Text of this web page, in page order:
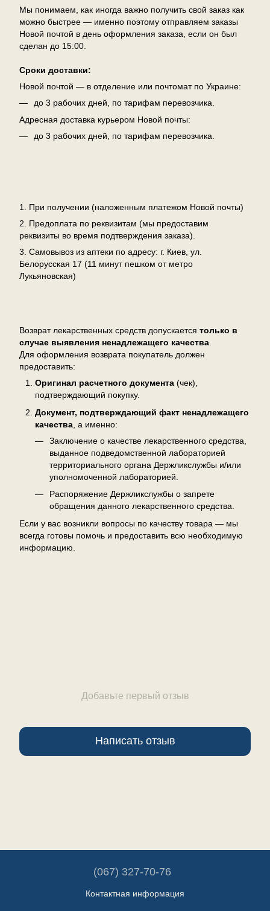
Мы понимаем, как иногда важно получить свой заказ как
можно быстрее — именно поэтому отправляем заказы
Новой почтой в день оформления заказа, если он был
сделан до 15:00.
Сроки доставки:
Новой почтой — в отделение или почтомат по Украине:
до 3 рабочих дней, по тарифам перевозчика.
Адресная доставка курьером Новой почты:
до 3 рабочих дней, по тарифам перевозчика.
1. При получении (наложенным платежом Новой почты)
2. Предоплата по реквизитам (мы предоставим
реквизиты во время подтверждения заказа).
3. Самовывоз из аптеки по адресу: г. Киев, ул.
Белорусская 17 (11 минут пешком от метро
Лукьяновская)
Возврат лекарственных средств допускается только в
случае выявления ненадлежащего качества.
Для оформления возврата покупатель должен
предоставить:
Оригинал расчетного документа (чек),
подтверждающий покупку.
Документ, подтверждающий факт ненадлежащего
качества , а именно:
Заключение о качестве лекарственного средства,
выданное подведомственной лабораторией
территориального органа Держликслужбы и/или
уполномоченной лабораторией.
Распоряжение Держликслужбы о запрете
обращения данного лекарственного средства.
Если у вас возникли вопросы по качеству товара — мы
всегда готовы помочь и предоставить всю необходимую
информацию.
Добавьте первый отзыв
Написать отзыв
(067) 327-70-76
Контактная информация